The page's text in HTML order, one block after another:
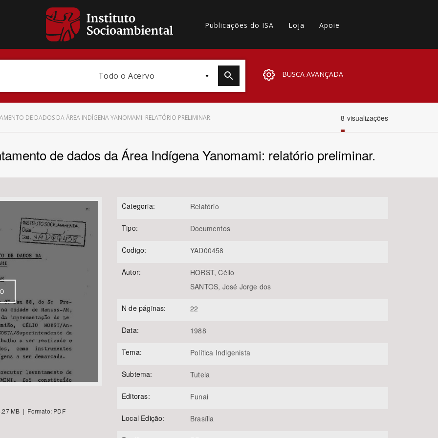
Publicações do ISA Loja Apoie
Todo o Acervo BUSCA AVANÇADA
DE DADOS DA ÁREA INDÍGENA YANOMAMI: RELATÓRIO PRELIMINAR. 8 visualizações
de dados da Área Indígena Yanomami: relatório preliminar.
MB | Formato: PDF
Categoria: Relatório
Tipo: Documentos
Codigo: YAD00458
Autor:
HORST, Célio
SANTOS, José Jorge dos
N de páginas: 22
Data: 1988
Tema: Política Indigenista
Subtema: Tutela
Editoras: Funai
Local Edição: Brasília